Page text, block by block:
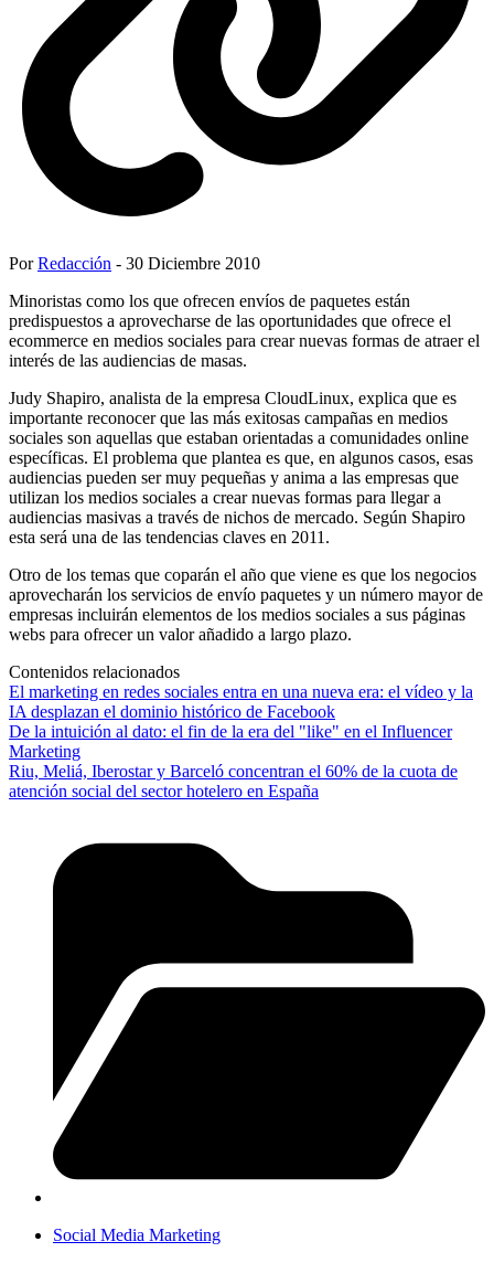
PorRedacción - 30 Diciembre 2010
Minoristas como los que ofrecen envíos de paquetes están
predispuestos a aprovecharse de las oportunidades que ofrece el
ecommerce en medios sociales para crear nuevas formas de atraer el
interés de las audiencias de masas.
Judy Shapiro, analista de la empresa CloudLinux, explica que es
importante reconocer que las más exitosas campañas en medios
sociales son aquellas que estaban orientadas a comunidades online
específicas. El problema que plantea es que, en algunos casos, esas
audiencias pueden ser muy pequeñas y anima a las empresas que
utilizan los medios sociales a crear nuevas formas para llegar a
audiencias masivas a través de nichos de mercado. Según Shapiro
esta será una de las tendencias claves en 2011.
Otro de los temas que coparán el año que viene es que los negocios
aprovecharán los servicios de envío paquetes y un número mayor de
empresas incluirán elementos de los medios sociales a sus páginas
webs para ofrecer un valor añadido a largo plazo.
Contenidos relacionados
El marketing en redes sociales entra en una nueva era: el vídeo y la
IA desplazan el dominio histórico de Facebook
De la intuición al dato: el fin de la era del "like" en el Influencer
Marketing
Riu, Meliá, Iberostar y Barceló concentran el 60% de la cuota de
atención social del sector hotelero en España
Social Media Marketing